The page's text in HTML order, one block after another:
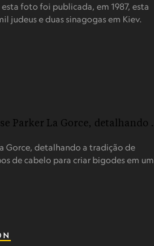
foto foi publicada, em 1987, esta
judeus e duas sinagogas em Kiev.
Gorce, detalhando a tradição de
de cabelo para criar bigodes em um